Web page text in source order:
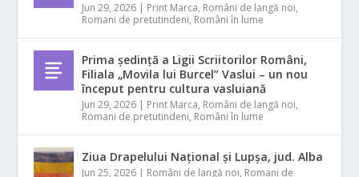
Jun 29, 2026 | Print Marca, Români de langă noi,
Romani de pretutindeni, Români în lume
Prima ședință a Ligii Scriitorilor Români,
Filiala „Movila lui Burcel” Vaslui – un nou
început pentru cultura vasluiană
Jun 29, 2026 | Print Marca, Români de langă noi,
Romani de pretutindeni, Români în lume
Ziua Drapelului Național și Lupșa, jud. Alba
Jun 25, 2026 | Români de langă noi, Romani de